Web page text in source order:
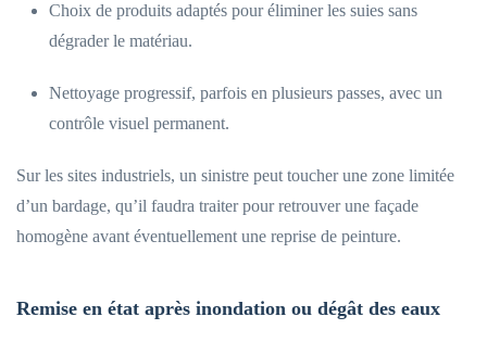
Choix de produits adaptés pour éliminer les suies sans
dégrader le matériau.
Nettoyage progressif, parfois en plusieurs passes, avec un
contrôle visuel permanent.
Sur les sites industriels, un sinistre peut toucher une zone limitée
d’un bardage, qu’il faudra traiter pour retrouver une façade
homogène avant éventuellement une reprise de peinture.
Remise en état après inondation ou dégât des eaux